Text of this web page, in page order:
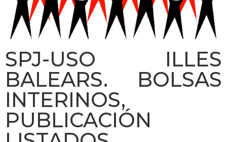
SPJ-USO ILLES
BALEARS. BOLSAS
INTERINOS,
PUBLICACIÓN